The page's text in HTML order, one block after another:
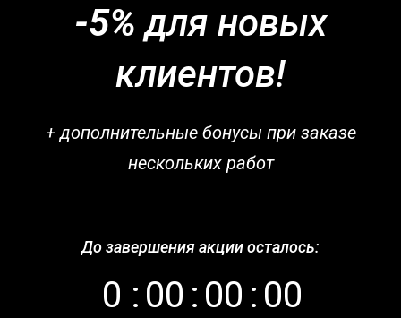
-5% для новых
клиентов!
+ дополнительные бонусы при заказе
нескольких работ
До завершения акции осталось:
0 : 00 : 00 : 00